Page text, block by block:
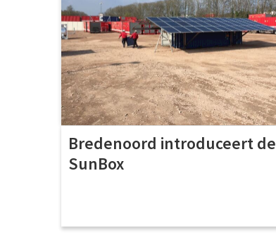
Bredenoord introduceert de
SunBox